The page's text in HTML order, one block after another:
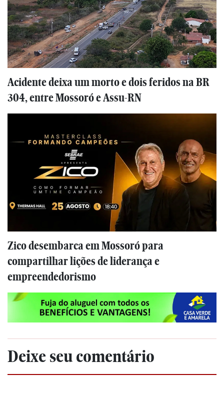
Acidente deixa um morto e dois feridos na BR
304, entre Mossoró e Assu-RN
Zico desembarca em Mossoró para
compartilhar lições de liderança e
empreendedorismo
Deixe seu comentário